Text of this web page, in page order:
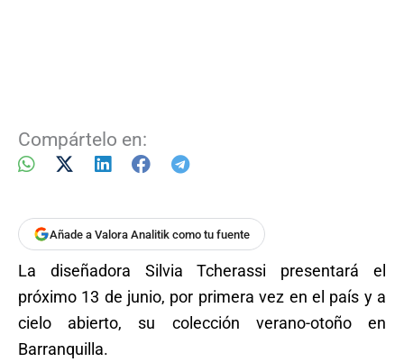
Compártelo en:
Añade a Valora Analitik como tu fuente
La diseñadora Silvia Tcherassi presentará el
próximo 13 de junio, por primera vez en el país y a
cielo abierto, su colección verano-otoño en
Barranquilla.